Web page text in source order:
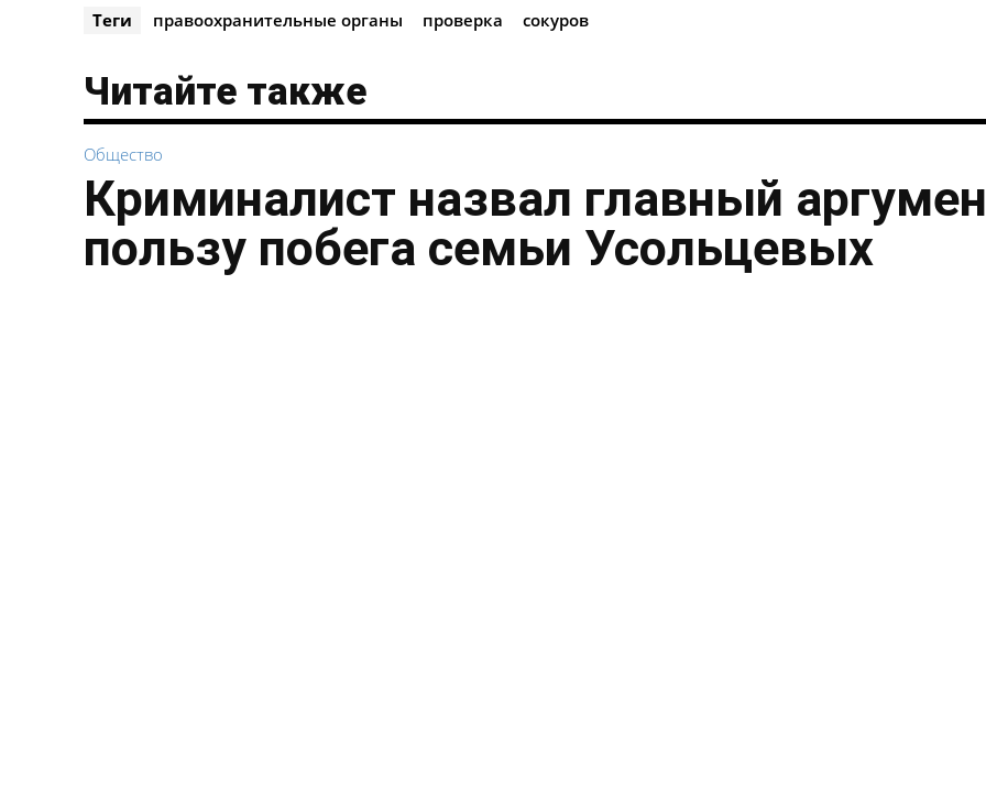
Теги правоохранительные органы проверка сокуров
Читайте также
Общество
Криминалист назвал главный
пользу побега семьи Усольцевых